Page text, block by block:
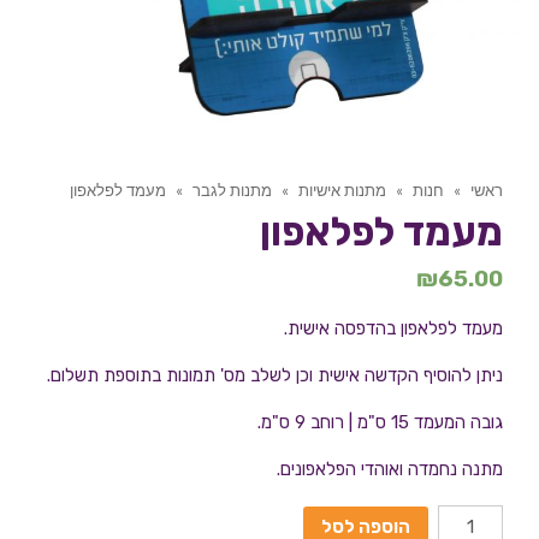
ראשי » חנות » מתנות אישיות » מתנות לגבר » מעמד לפלאפון
מעמד לפלאפון
₪65.00
מעמד לפלאפון בהדפסה אישית.
ניתן להוסיף הקדשה אישית וכן לשלב מס' תמונות בתוספת תשלום.
גובה המעמד 15 ס"מ | רוחב 9 ס"מ.
מתנה נחמדה ואוהדי הפלאפונים.
הוספה לסל